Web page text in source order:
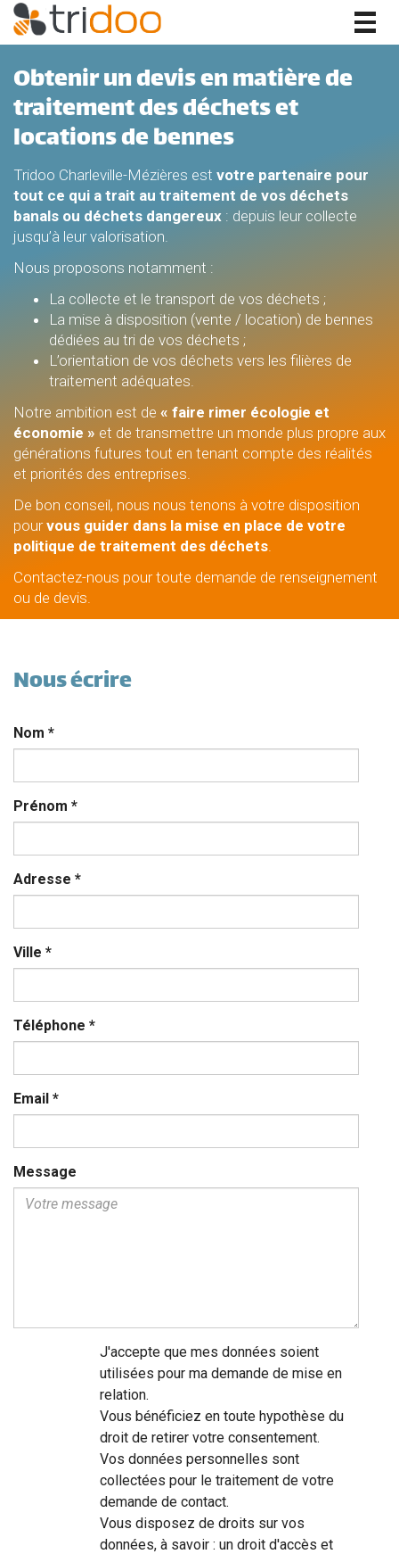
Obtenir un devis en matière de
traitement des déchets et
locations de bennes
Tridoo Charleville-Mézières est votre partenaire pour
tout ce qui a trait au traitement de vos déchets
banals ou déchets dangereux : depuis leur collecte
jusqu’à leur valorisation.
Nous proposons notamment :
La collecte et le transport de vos déchets ;
La mise à disposition (vente / location) de bennes
dédiées au tri de vos déchets ;
L’orientation de vos déchets vers les filières de
traitement adéquates.
Notre ambition est de « faire rimer écologie et
économie » et de transmettre un monde plus propre aux
générations futures tout en tenant compte des réalités
et priorités des entreprises.
De bon conseil, nous nous tenons à votre disposition
pourvous guider dans la mise en place de votre
politique de traitement des déchets.
Contactez-nous pour toute demande de renseignement
ou de devis.
Nous écrire
Nom *
Prénom *
Adresse *
Ville *
Téléphone *
Email *
Message
J'accepte que mes données soient
utilisées pour ma demande de mise en
relation.
Vous bénéficiez en toute hypothèse du
droit de retirer votre consentement.
Vos données personnelles sont
collectées pour le traitement de votre
demande de contact.
Vous disposez de droits sur vos
données, à savoir : un droit d'accès et